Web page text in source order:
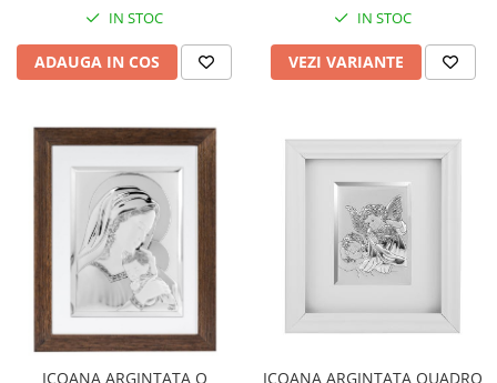
IN STOC
ADAUGA IN COS
IN STOC
VEZI VARIANTE
ICOANA ARGINTATA Q
ICOANA ARGINTATA QUADRO